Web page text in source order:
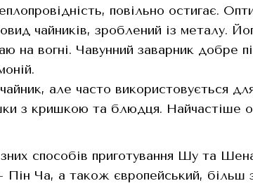
повільно остигає.
чайників, зроблений із металу.
на вогні. Чавунний заварник добре
але часто використовується
з кришкою та блюдця. Найчастіше
способів приготування Шу та
Ча, а також європейський, більш